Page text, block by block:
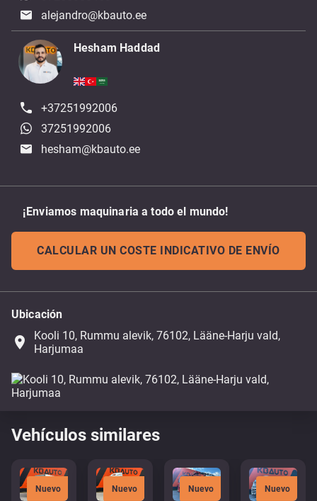
alejandro@kbauto.ee
Hesham Haddad
+37251992006
37251992006
hesham@kbauto.ee
¡Enviamos maquinaria a todo el mundo!
CALCULAR UN COSTE INDICATIVO DE ENVÍO
Ubicación
place
Kooli 10, Rummu alevik, 76102, Lääne-Harju vald,
Harjumaa
Vehículos similares
Nuevo Nuevo Nuevo Nuevo